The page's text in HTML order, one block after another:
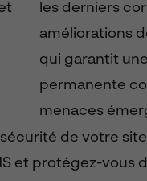
les derniers
améliorations
qui garantit
permanente
menaces
de votre
et protégez-vous